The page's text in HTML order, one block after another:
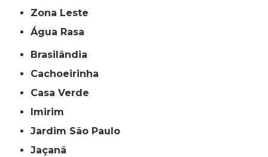
Zona Leste
Água Rasa
Brasilândia
Cachoeirinha
Casa Verde
Imirim
Jardim São Paulo
Jaçanã